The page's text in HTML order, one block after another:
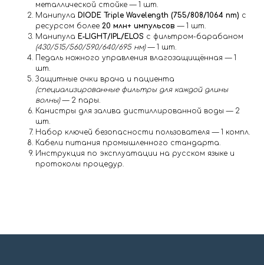
металлической стойке — 1 шт.
Манипула DIODE Triple Wavelength (755/808/1064 nm) с
ресурсом более 20 млн+ импульсов — 1 шт.
Манипула E‑LIGHT/IPL/ELOS с фильтром-барабаном
(430/515/560/590/640/695 нм)— 1 шт.
Педаль ножного управления влагозащищённая — 1
шт.
Защитные очки врача и пациента
(специализированные фильтры для каждой длины
волны)— 2 пары.
Канистры для залива дистиллированной воды — 2
шт.
Набор ключей безопасности пользователя — 1 компл.
Кабели питания промышленного стандарта.
Инструкция по эксплуатации на русском языке и
протоколы процедур.